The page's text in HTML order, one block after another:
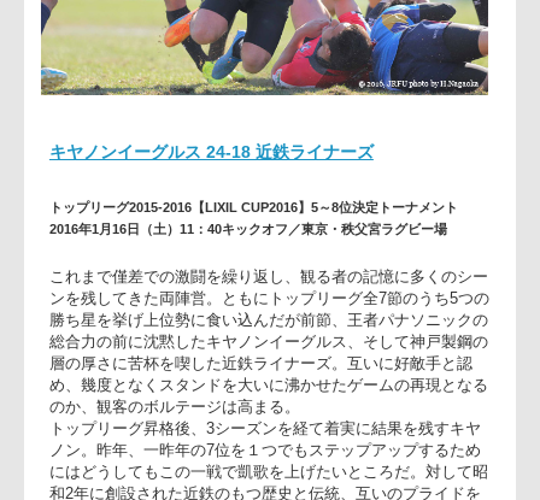
トップリーグ2015-2016【LIXIL CUP2016】5～8位決定トーナメント
2016年1月16日（土）11：40キックオフ／東京・秩父宮ラグビー場
これまで僅差での激闘を繰り返し、観る者の記憶に多くのシ
ンを残してきた両陣営。ともにトップリーグ全7節のうち5つ
勝ち星を挙げ上位勢に食い込んだが前節、王者パナソニック
総合力の前に沈黙したキヤノンイーグルス、そして神戸製鋼
層の厚さに苦杯を喫した近鉄ライナーズ。互いに好敵手と認